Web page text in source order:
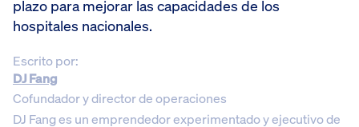
plazo para mejorar las capacidades de los
hospitales nacionales.
Escrito por:
DJ Fang
Cofundador y director de operaciones
DJ Fang es un emprendedor experimentado y ejecutivo de